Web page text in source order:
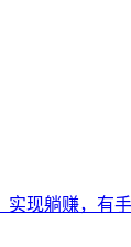
实现躺赚，有